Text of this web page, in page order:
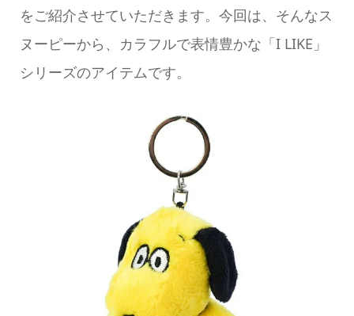
をご紹介させていただきます。今回は、そんなス
ヌーピーから、カラフルで表情豊かな「I LIKE」
シリーズのアイテムです。